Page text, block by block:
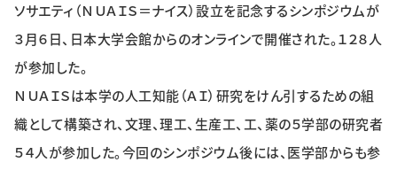
スポーツ
学生社会
ソサエティ（ＮＵＡＩＳ＝ナイス）設立を記念するシンポジウムが
３月６日、日本大学会館からのオンラインで開催された。１２８人
が参加した。
ＮＵＡＩＳは本学の人工知能（ＡＩ）研究をけん引するための組
織として構築され、文理、理工、生産工、工、薬の５学部の研究者
５４人が参加した。今回のシンポジウム後には、医学部からも参